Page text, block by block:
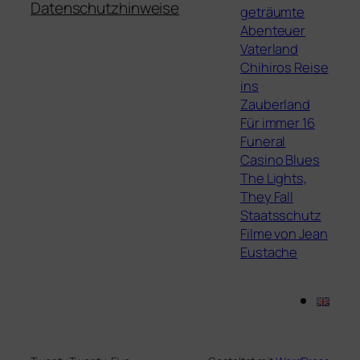
Datenschutzhinweise
geträumte
Abenteuer
Vaterland
Chihiros Reise
ins
Zauberland
Für immer 16
Funeral
Casino Blues
The Lights,
They Fall
Staatsschutz
Filme von Jean
Eustache